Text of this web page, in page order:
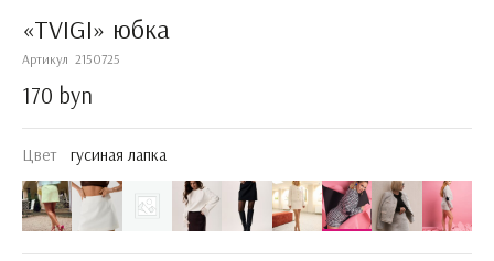
«TVIGI» юбка
Артикул 2150725
170 byn
Цвет гусиная лапка